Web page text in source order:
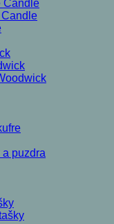
Candle
puzdra